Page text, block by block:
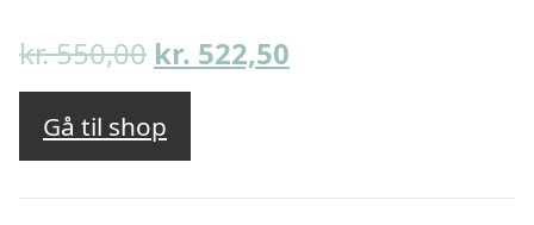
kr.550,00 Den
oprindelige
pris
var:
kr. 550,00.
kr. 522,50
kr. 522,50.
Gå til shop